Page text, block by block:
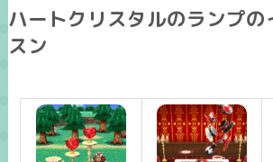
ハートクリスタルのランプの
スン